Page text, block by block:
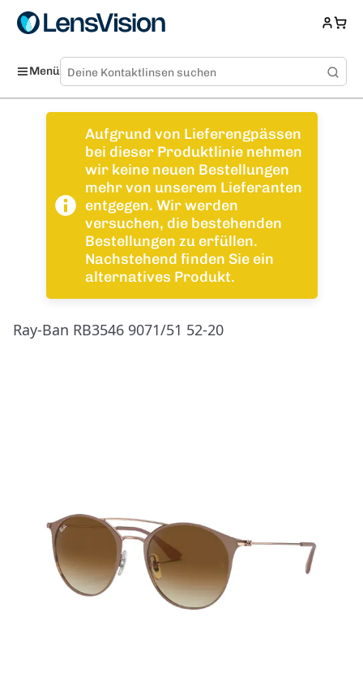
Menü
Aufgrund von Lieferengpässen
bei dieser Produktlinie nehmen
wir keine neuen Bestellungen
mehr von unserem Lieferanten
entgegen. Wir werden
versuchen, die bestehenden
Bestellungen zu erfüllen.
Nachstehend finden Sie ein
alternatives Produkt.
Ray-Ban RB3546 9071/51 52-20